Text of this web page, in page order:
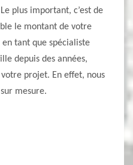
plus important, c’est de
le montant de votre
tant que spécialiste
depuis des années,
projet. En effet, nous
mesure.